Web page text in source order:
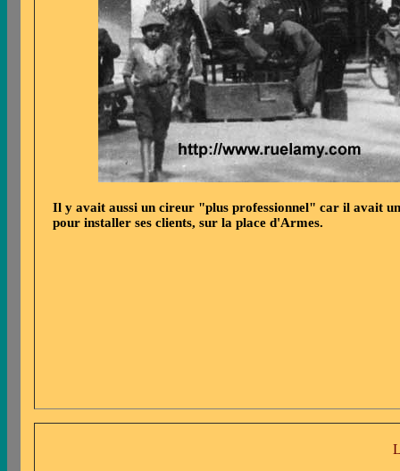
Il y avait aussi un cireur "plus professionnel" car il avait
pour installer ses clients, sur la place d'Armes.